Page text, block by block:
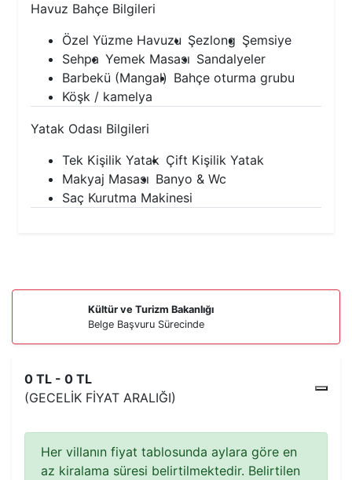
Havuz Bahçe Bilgileri
Özel Yüzme Havuzu Şezlong Şemsiye
Sehpa Yemek Masası Sandalyeler
Barbekü (Mangal) Bahçe oturma grubu
Köşk / kamelya
Yatak Odası Bilgileri
Tek Kişilik Yatak Çift Kişilik Yatak
Makyaj Masası Banyo & Wc
Saç Kurutma Makinesi
Kültür ve Turizm Bakanlığı
Belge Başvuru Sürecinde
0 TL - 0 TL
(GECELIK FIYAT ARALIĞI)
Her villanın fiyat tablosunda aylara göre en
az kiralama süresi belirtilmektedir. Belirtilen